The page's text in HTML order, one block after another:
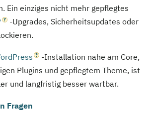
Ein einziges nicht mehr gepflegtes
-Upgrades, Sicherheitsupdates oder
-Installation nahe am Core,
Plugins und gepflegtem Theme, ist
und langfristig besser wartbar.
Fragen